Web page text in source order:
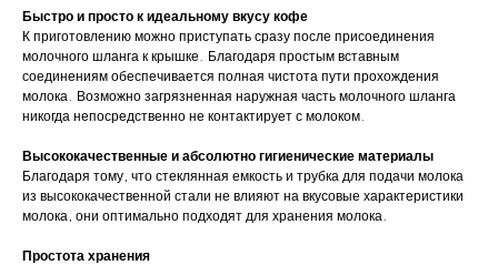
Быстро и просто к идеальному вкусу кофе
К приготовлению можно приступать сразу после присоединения
молочного шланга к крышке. Благодаря простым вставным
соединениям обеспечивается полная чистота пути прохождения
молока. Возможно загрязненная наружная часть молочного шланга
никогда непосредственно не контактирует с молоком.
Высококачественные и абсолютно гигиенические материалы
Благодаря тому, что стеклянная емкость и трубка для подачи молока
из высококачественной стали не влияют на вкусовые характеристики
молока, они оптимально подходят для хранения молока.
Простота хранения